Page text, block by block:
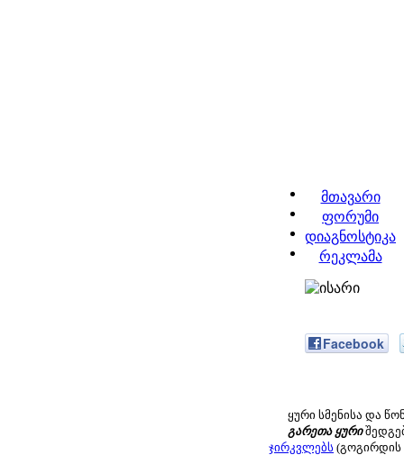
მთავარი
ფორუმი
დიაგნოსტიკა
რეკლამა
Facebook
ყური სმენისა და
გარეთა ყური
ჯირკვლებს (გოგირდის